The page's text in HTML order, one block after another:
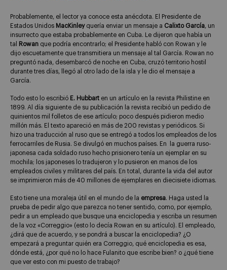
Probablemente, el lector ya conoce esta anécdota. El Presidente de
Estados Unidos MacKinleyquería enviar un mensaje a Calixto García, un
insurrecto que estaba probablemente en Cuba. Le dijeron que había un
tal
Rowan que podría encontrarlo; el Presidente habló con Rowan y le
dijo escuetamente que transmitiera un mensaje al tal García. Rowan no
preguntó nada, desembarcó de noche en Cuba, cruzó territorio hostil
durante tres días, llegó al otro lado de la isla y le dio el mensaje a
García.
Todo esto lo escribió E. Hubbart en un artículo en la revista Philistine en
1899. Al día siguiente de su publicación la revista recibió un pedido de
quinientos mil folletos de ese artículo; poco después pidieron medio
millón más. El texto apareció en más de 200 revistas y periódicos. Si
hizo una traducción al ruso que se entregó a todos los empleados de los
ferrocarriles de Rusia. Se divulgó en muchos países. En la guerra ruso-
japonesa cada soldado ruso hecho prisionero tenía un ejemplar en su
mochila; los japoneses lo tradujeron y lo pusieron en manos de los
empleados civiles y militares del país. En total, durante la vida del autor
se imprimieron más de 40 millones de ejemplares en diecisiete idiomas.
Esto tiene una moraleja útil en el mundo de la empresa. Haga usted la
prueba de pedir algo que parezca no tener sentido, como, por ejemplo,
pedir a un empleado que busque una enciclopedia y escriba un resumen
de la voz «Correggio» (esto lo decía Rowan en su artículo). El empleado,
¿dirá que de acuerdo, y se pondrá a buscar la enciclopedia? ¿O
empezará a preguntar quién era Correggio, qué enciclopedia es esa,
dónde está, ¿por qué no lo hace Fulanito que escribe bien? o ¿qué tiene
que ver esto con mi puesto de trabajo?